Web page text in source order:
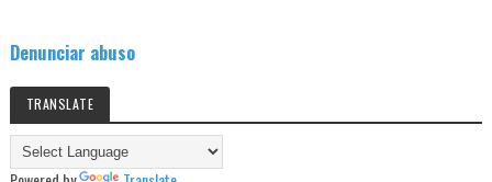
Denunciar abuso
TRANSLATE